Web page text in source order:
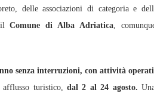
delle associazioni di categoria e
Comune di Alba Adriatica,
senza interruzioni, con attività
afflusso turistico,dal 2 al 24 agosto.